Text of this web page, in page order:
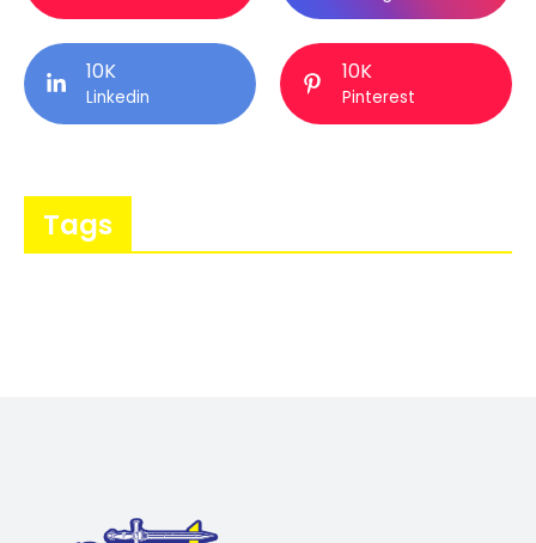
10K
Linkedin
10K
Pinterest
Tags